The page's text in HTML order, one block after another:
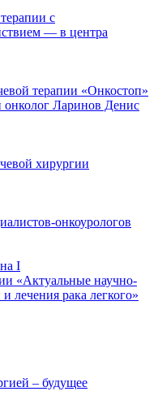
с
— в центра
терапии «Онкостоп»
онколог Ларинов Денис
хирургии
онкоурологов
I
«Актуальные научно-
лечения рака легкого»
– будущее